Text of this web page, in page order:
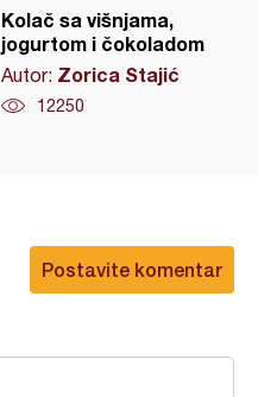
Kolač sa višnjama,
jogurtom i čokoladom
Autor: Zorica Stajić
12250
Postavite komentar